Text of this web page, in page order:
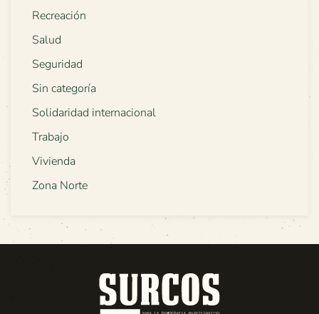
Recreación
Salud
Seguridad
Sin categoría
Solidaridad internacional
Trabajo
Vivienda
Zona Norte